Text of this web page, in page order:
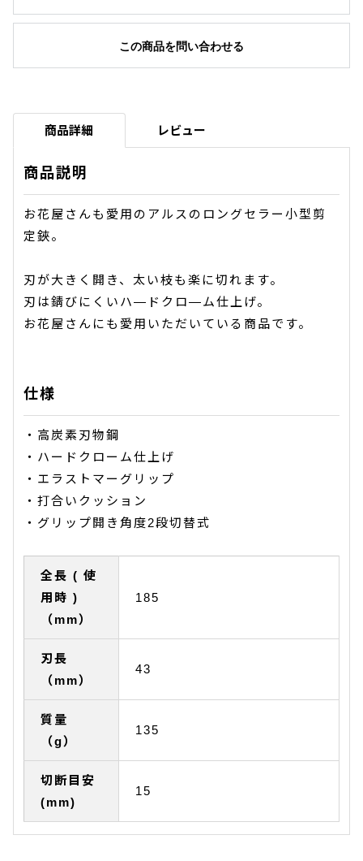
この商品を問い合わせる
商品詳細 レビュー
商品説明
お花屋さんも愛用のアルスのロングセラー小型剪
定鋏。
刃が大きく開き、太い枝も楽に切れます。
刃は錆びにくいハ―ドクロ―ム仕上げ。
お花屋さんにも愛用いただいている商品です。
仕様
・高炭素刃物鋼
・ハードクローム仕上げ
・エラストマーグリップ
・打合いクッション
・グリップ開き角度2段切替式
全長 ( 使
用時 )
（mm）
185
刃長
（mm）
43
質量
（g）
135
切断目安
(mm)
15